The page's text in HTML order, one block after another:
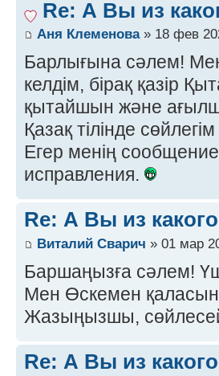
Re: А Вы из
Аня Клеменова» 18 фев
Барлығына сәлем!
келдім, бірақ қазір
қытайшын және
Қазақ тілінде
Егер менің
исправления.
Re: А Вы из
Виталий Сварич » 01 мар
Баршаңызға сәлем!
Мен Өскемен
Жазыңызшы,
Re: А Вы из